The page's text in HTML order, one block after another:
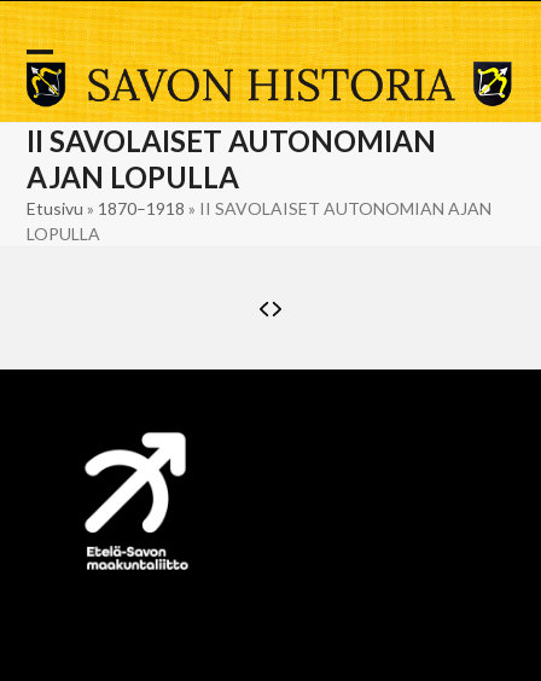
Skip
to
content
Open
mobile
menu
Close
mobile
menu
II SAVOLAISET AUTONOMIAN
AJAN LOPULLA
Etusivu » 1870–1918 » II SAVOLAISET AUTONOMIAN AJAN
LOPULLA